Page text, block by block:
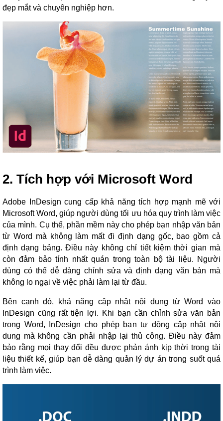
đẹp mắt và chuyên nghiệp hơn.
2. Tích hợp với Microsoft Word
Adobe InDesign cung cấp khả năng tích hợp mạnh mẽ với
Microsoft Word, giúp người dùng tối ưu hóa quy trình làm việc
của mình. Cụ thể, phần mềm này cho phép bạn nhập văn bản
từ Word mà không làm mất đi định dạng gốc, bao gồm cả
định dạng bảng. Điều này không chỉ tiết kiệm thời gian mà
còn đảm bảo tính nhất quán trong toàn bộ tài liệu. Người
dùng có thể dễ dàng chỉnh sửa và định dạng văn bản mà
không lo ngại về việc phải làm lại từ đầu.
Bên cạnh đó, khả năng cập nhật nội dung từ Word vào
InDesign cũng rất tiện lợi. Khi bạn cần chỉnh sửa văn bản
trong Word, InDesign cho phép bạn tự động cập nhật nội
dung mà không cần phải nhập lại thủ công. Điều này đảm
bảo rằng mọi thay đổi đều được phản ánh kịp thời trong tài
liệu thiết kế, giúp bạn dễ dàng quản lý dự án trong suốt quá
trình làm việc.